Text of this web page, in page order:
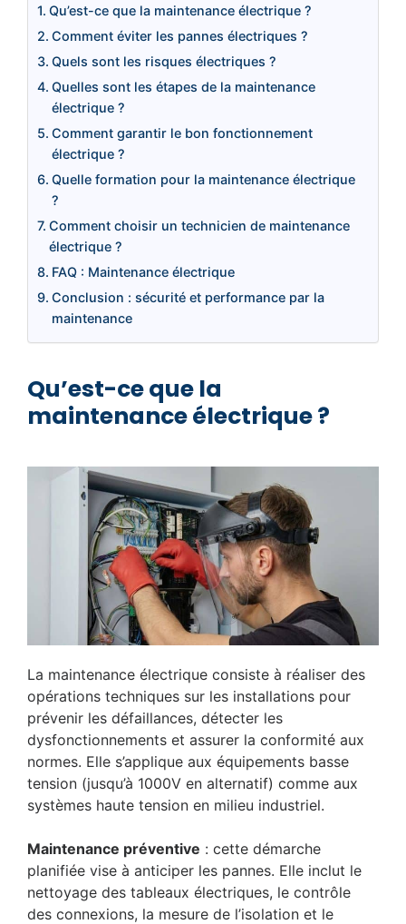
Qu’est-ce que la maintenance électrique ?
Comment éviter les pannes électriques ?
Quels sont les risques électriques ?
Quelles sont les étapes de la maintenance
électrique ?
Comment garantir le bon fonctionnement
électrique ?
Quelle formation pour la maintenance électrique
?
Comment choisir un technicien de maintenance
électrique ?
FAQ : Maintenance électrique
Conclusion : sécurité et performance par la
maintenance
Qu’est-ce que la
maintenance électrique ?
La maintenance électrique consiste à réaliser des
opérations techniques sur les installations pour
prévenir les défaillances, détecter les
dysfonctionnements et assurer la conformité aux
normes. Elle s’applique aux équipements basse
tension (jusqu’à 1000V en alternatif) comme aux
systèmes haute tension en milieu industriel.
Maintenance préventive : cette démarche
planifiée vise à anticiper les pannes. Elle inclut le
nettoyage des tableaux électriques, le contrôle
des connexions, la mesure de l’isolation et le